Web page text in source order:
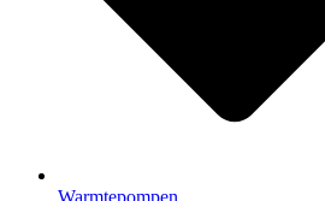
Warmtepompen